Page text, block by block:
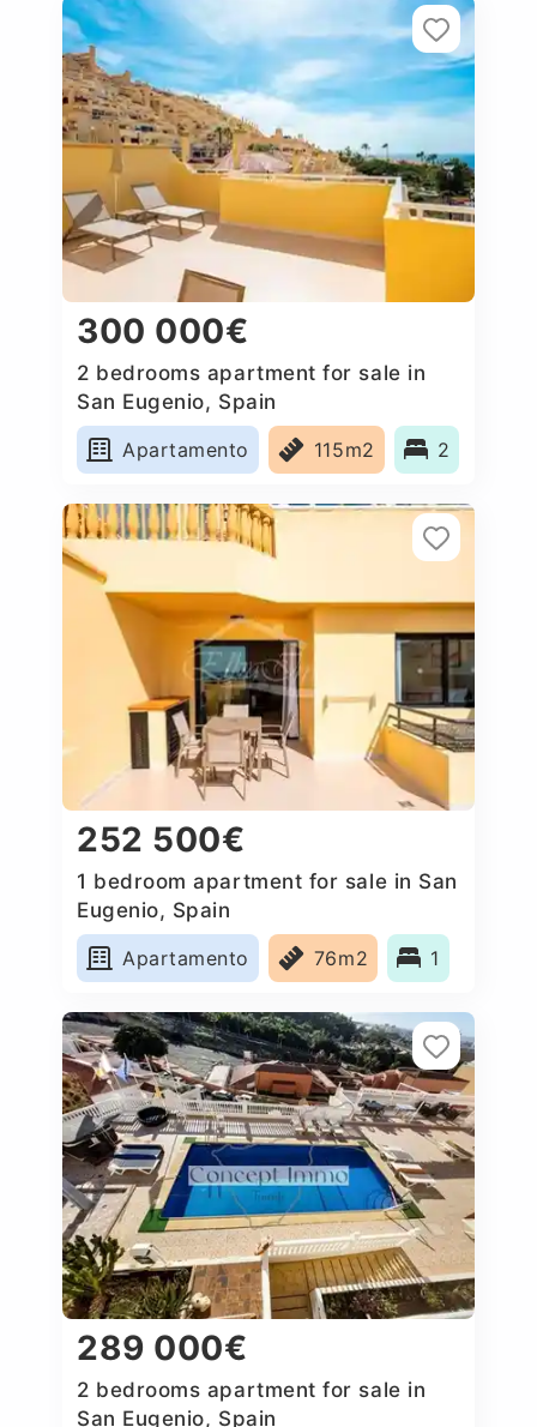
300 000€
2 bedrooms apartment for sale in
San Eugenio, Spain
Apartamento
115m2 2
252 500€
1 bedroom apartment for sale in San
Eugenio, Spain
Apartamento
76m2 1
289 000€
2 bedrooms apartment for sale in
San Eugenio, Spain